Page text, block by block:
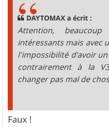
DAYTOMAX a écrit :
Attention,
intéressants mais avec
l'impossibilité d'avoir
contrairement à la
changer pas mal de
Faux !